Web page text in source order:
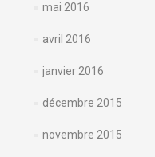
mai 2016
avril 2016
janvier 2016
décembre 2015
novembre 2015